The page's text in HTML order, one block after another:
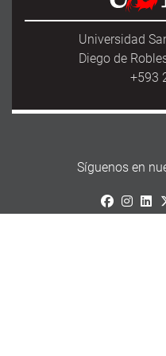
Universidad
Diego de
+593
Síguenos en